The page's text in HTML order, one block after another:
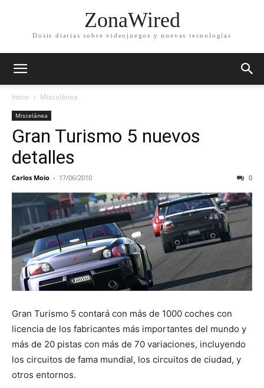
ZonaWired
Dosis diarias sobre videojuegos y nuevas tecnologías
Inicio Miscelánea
Miscelánea
Gran Turismo 5 nuevos
detalles
Carlos Moio - 17/06/2010 0
Gran Turismo 5 contará con más de 1000 coches con
licencia de los fabricantes más importantes del mundo y
más de 20 pistas con más de 70 variaciones, incluyendo
los circuitos de fama mundial, los circuitos de ciudad, y
otros entornos.